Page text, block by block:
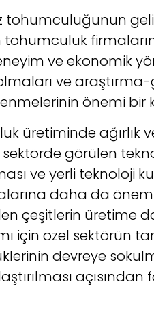
tohumculuğunun
tohumculuk
ve ekonomik
ve
önemi bir
üretiminde ağırlık
görülen
ve yerli teknoloji
daha da
çeşitlerin üretime
için özel sektörün
devreye
açısından